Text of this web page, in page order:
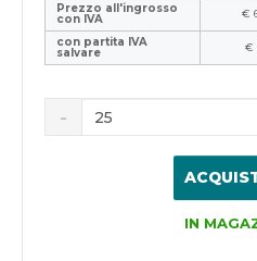
Prezzo all'ingrosso
con IVA €
con partita IVA
salvare €
IN